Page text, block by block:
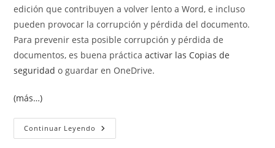
edición que contribuyen a volver lento a Word, e incluso
pueden provocar la corrupción y pérdida del documento.
Para prevenir esta posible corrupción y pérdida de
documentos, es buena prácticaactivar las Copias de
seguridad o guardar en OneDrive.
(más…)
Continuar Leyendo Word
Va